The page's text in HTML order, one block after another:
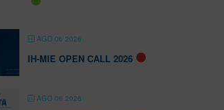
AGO 06 2026
IH-MIE OPEN CALL 2026
AGO 06 2026